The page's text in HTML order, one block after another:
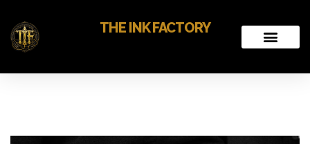
THE INK FACTORY